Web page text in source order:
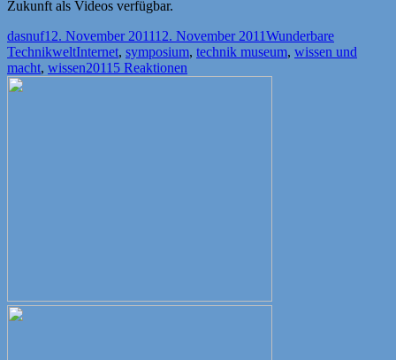
Zukunft als Videos verfügbar.
Autor
dasnufVeröffentlicht
am
12. November 201112. November 2011Kategorien
Wunderbare
TechnikweltSchlagwörter
Internet, symposium, technik museum, wissen und
macht, wissen2011 5 Reaktionen